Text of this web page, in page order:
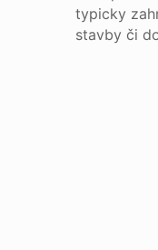
typicky
stavby či